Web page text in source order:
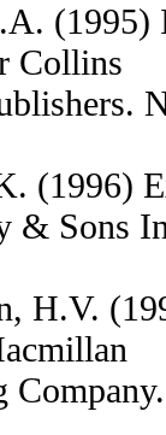
(1995)
Collins
(1996)
& Sons
H.V.